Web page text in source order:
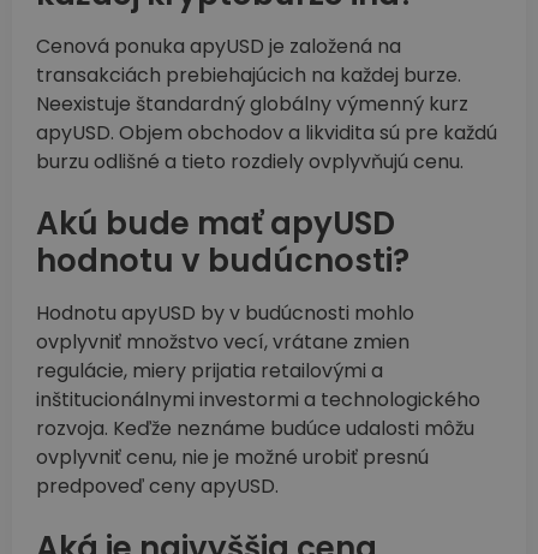
Cenová ponuka apyUSD je založená na
transakciách prebiehajúcich na každej burze.
Neexistuje štandardný globálny výmenný kurz
apyUSD. Objem obchodov a likvidita sú pre každú
burzu odlišné a tieto rozdiely ovplyvňujú cenu.
Akú bude mať apyUSD
hodnotu v budúcnosti?
Hodnotu apyUSD by v budúcnosti mohlo
ovplyvniť množstvo vecí, vrátane zmien
regulácie, miery prijatia retailovými a
inštitucionálnymi investormi a technologického
rozvoja. Keďže neznáme budúce udalosti môžu
ovplyvniť cenu, nie je možné urobiť presnú
predpoveď ceny apyUSD.